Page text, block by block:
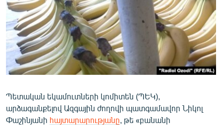
ՄԻՋԱԶԳԱՅԻՆ
ՄՇԱԿՈՒՅԹ
ՍՊՈՐՏ
ՄԵԿՆԱԲԱՆՈՒԹՅՈՒՆ
ԿՈՐՈՆԱՎԻՐՈՒՍ
ԱՐԽԻՎ
Պետական եկամուտների կոմիտեն (ՊԵԿ),
արձագանքելով Ազգային ժողովի պատգամավոր Նիկոլ
Փաշինյանի հայտարարությանը , թե «բանանի